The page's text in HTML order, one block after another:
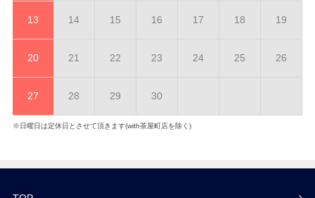
13 14 15 16 17 18 19
20 21 22 23 24 25 26
27 28 29 30
※日曜日は定休日とさせて頂きます(with茶屋町店を除く)